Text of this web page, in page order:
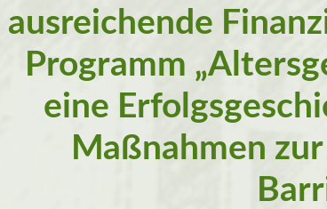
ausreichende
Programm
eine
Maßnahmen